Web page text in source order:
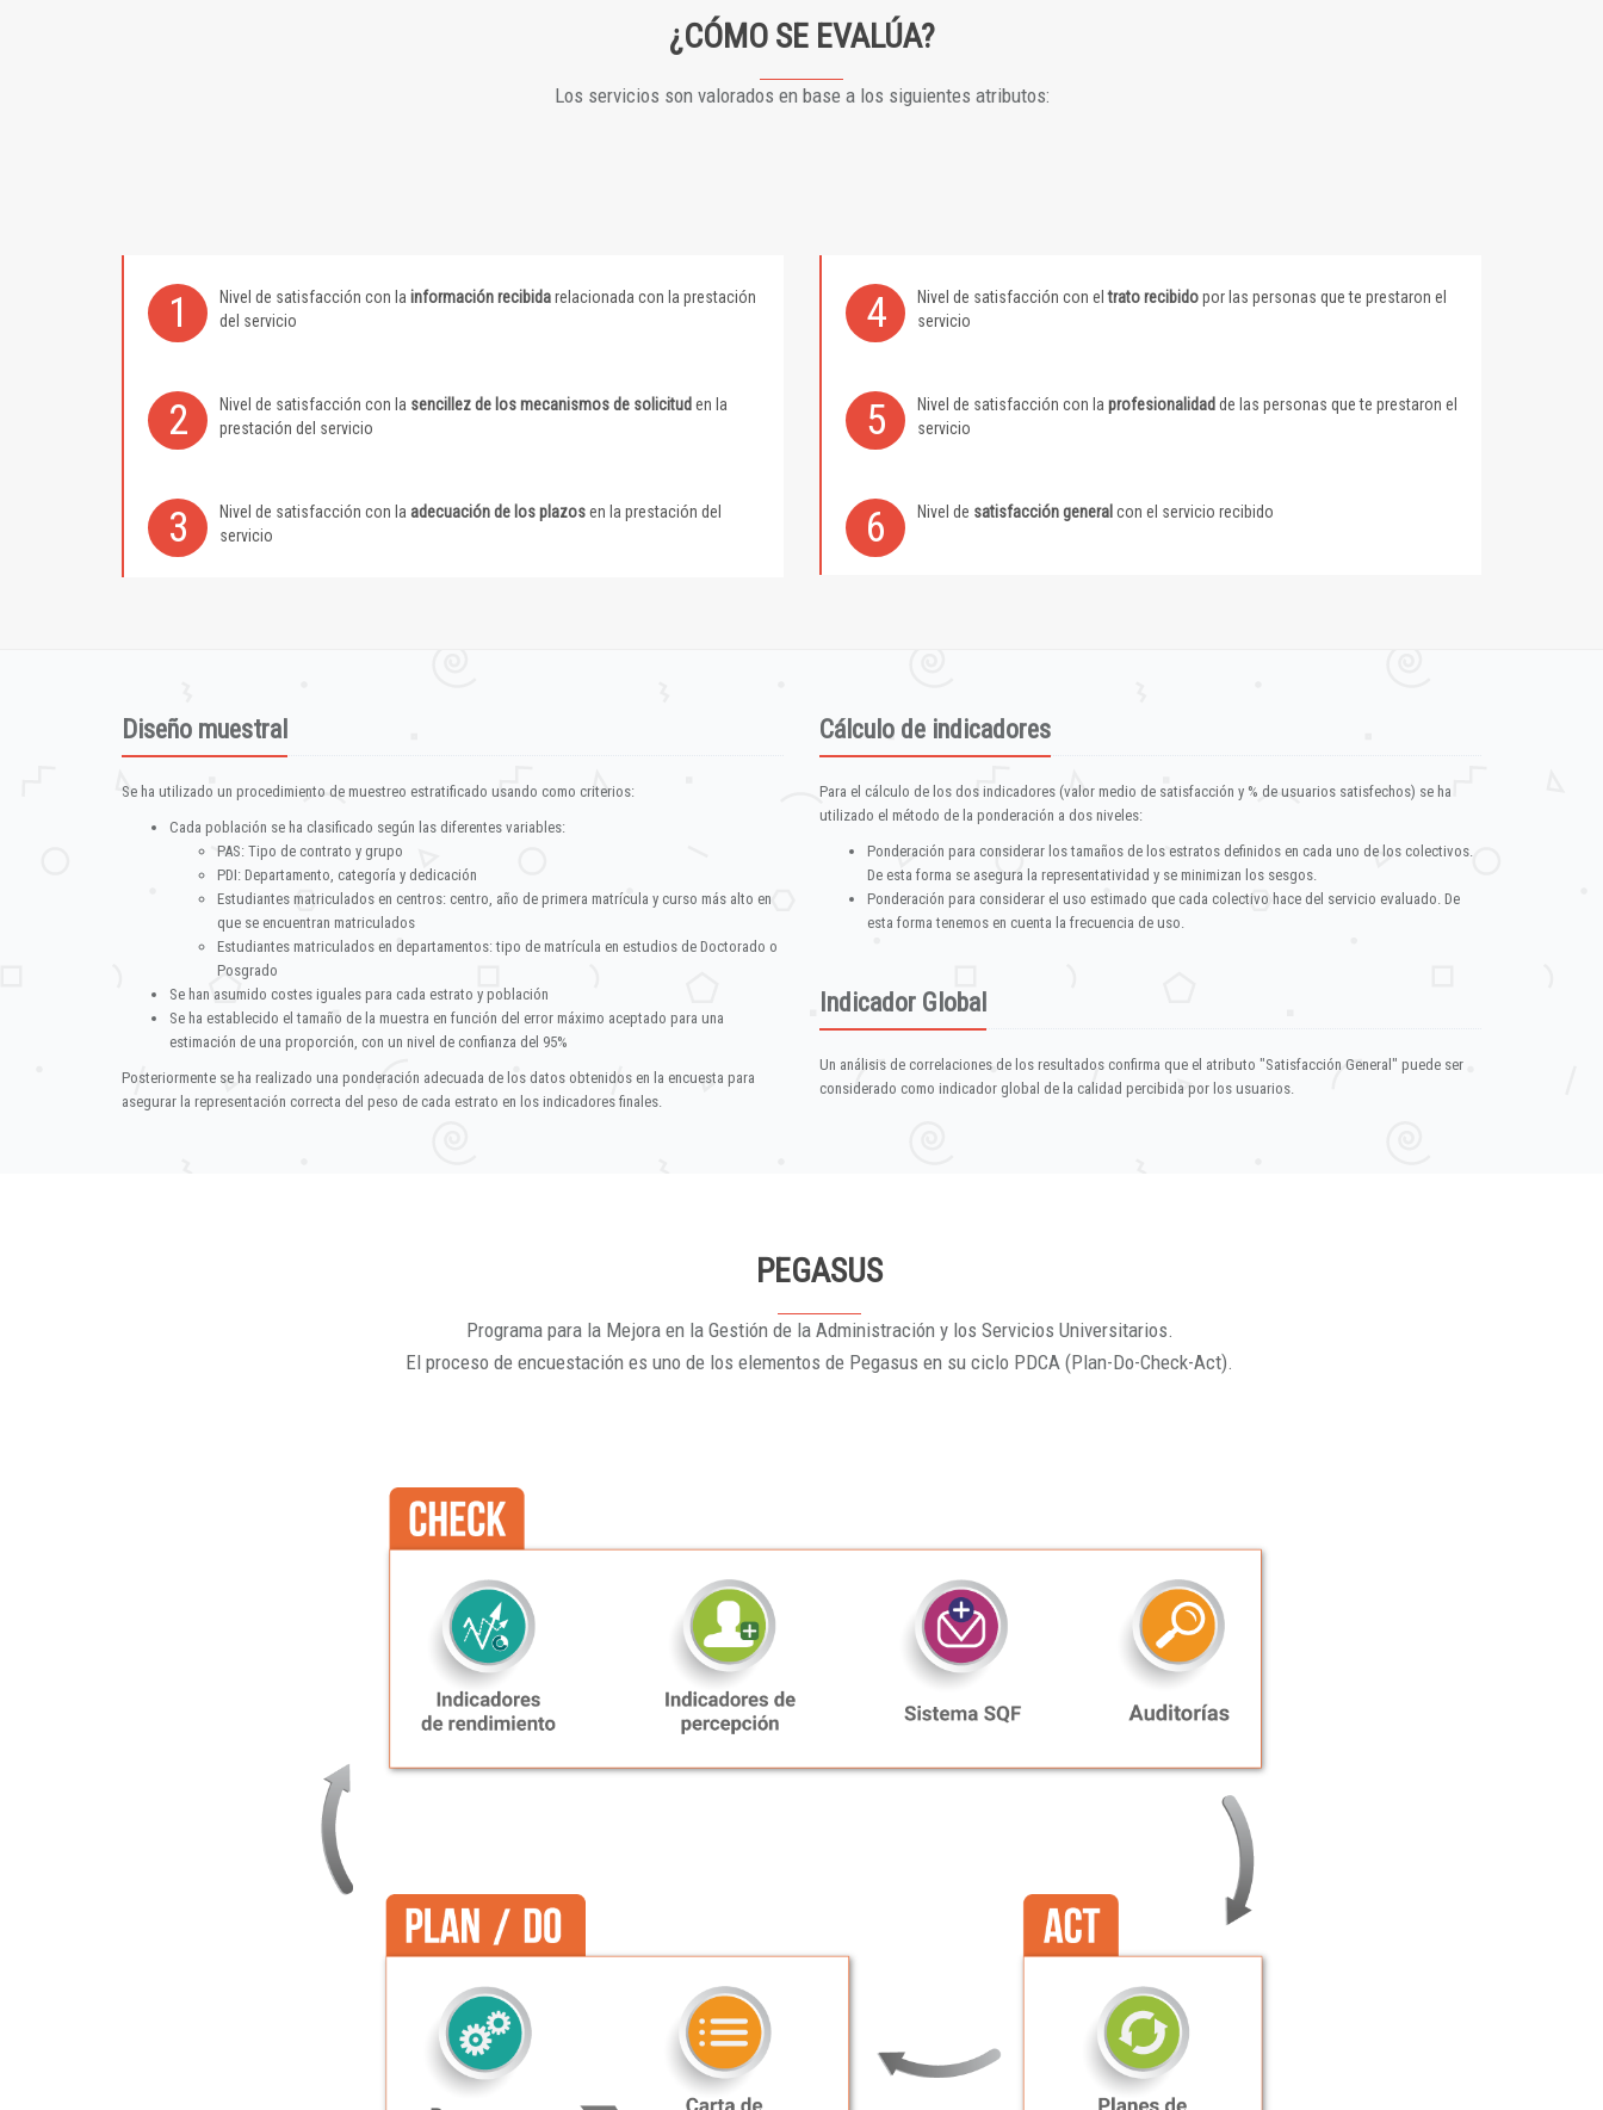
¿CÓMO SE EVALÚA?
Los servicios son valorados en base a los siguientes atributos:
1 Nivel de satisfacción con la información recibidarelacionada con la prestación
del servicio
4 Nivel de satisfacción con eltrato recibidopor las personas que te prestaron el
servicio
2 Nivel de satisfacción con la sencillez de los mecanismos de solicitud en la
prestación del servicio
5 Nivel de satisfacción con la profesionalidad de las personas que te prestaron el
servicio
3 Nivel de satisfacción con la adecuación de los plazosen la prestación del
servicio
6 Nivel de satisfacción general con el servicio recibido
Diseño muestral
Se ha utilizado un procedimiento de muestreo estratificado usando como criterios:
Cada población se ha clasificado según las diferentes variables:
PAS: Tipo de contrato y grupo
PDI: Departamento, categoría y dedicación
Estudiantes matriculados en centros: centro, año de primera matrícula y curso más alto en
que se encuentran matriculados
Estudiantes matriculados en departamentos: tipo de matrícula en estudios de Doctorado o
Posgrado
Se han asumido costes iguales para cada estrato y población
Se ha establecido el tamaño de la muestra en función del error máximo aceptado para una
estimación de una proporción, con un nivel de confianza del 95%
Posteriormente se ha realizado una ponderación adecuada de los datos obtenidos en la encuesta para
asegurar la representación correcta del peso de cada estrato en los indicadores finales.
Cálculo de indicadores
Para el cálculo de los dos indicadores (valor medio de satisfacción y % de usuarios satisfechos) se ha
utilizado el método de la ponderación a dos niveles:
Ponderación para considerar los tamaños de los estratos definidos en cada uno de los colectivos.
De esta forma se asegura la representatividad y se minimizan los sesgos.
Ponderación para considerar el uso estimado que cada colectivo hace del servicio evaluado. De
esta forma tenemos en cuenta la frecuencia de uso.
Indicador Global
Un análisis de correlaciones de los resultados confirma que el atributo "Satisfacción General" puede ser
considerado como indicador global de la calidad percibida por los usuarios.
PEGASUS
Programa para la Mejora en la Gestión de la Administración y los Servicios Universitarios.
El proceso de encuestación es uno de los elementos de Pegasus en su ciclo PDCA (Plan-Do-Check-Act).